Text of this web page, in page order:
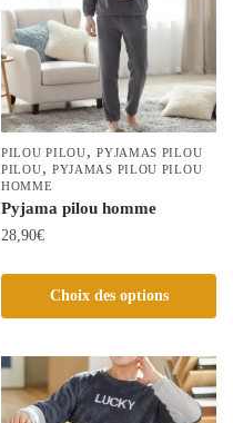
choisies
sur
la
page
du
produit
PILOU PILOU,PYJAMAS PILOU
PILOU, PYJAMAS PILOU PILOU
HOMME
Pyjama pilou homme
28,90€
Choix des options
Ce
plusieurs
variations.
Les